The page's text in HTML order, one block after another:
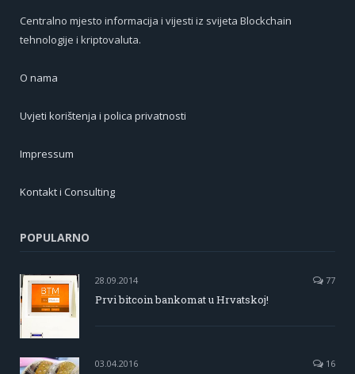
Centralno mjesto informacija i vijesti iz svijeta Blockchain
tehnologije i kriptovaluta.
O nama
Uvjeti korištenja i polica privatnosti
Impressum
Kontakt i Consulting
POPULARNO
28.09.2014 77
Prvi bitcoin bankomat u Hrvatskoj!
03.04.2016 16